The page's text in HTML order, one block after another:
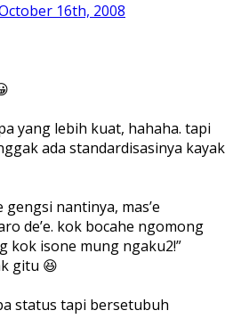
16th, 2008
yang lebih kuat, hahaha. tapi
ada standardisasinya kayak
nantinya, mas’e
de’e. kok bocahe ngomong
kok isone mung ngaku2!”
gitu 😆
status tapi bersetubuh